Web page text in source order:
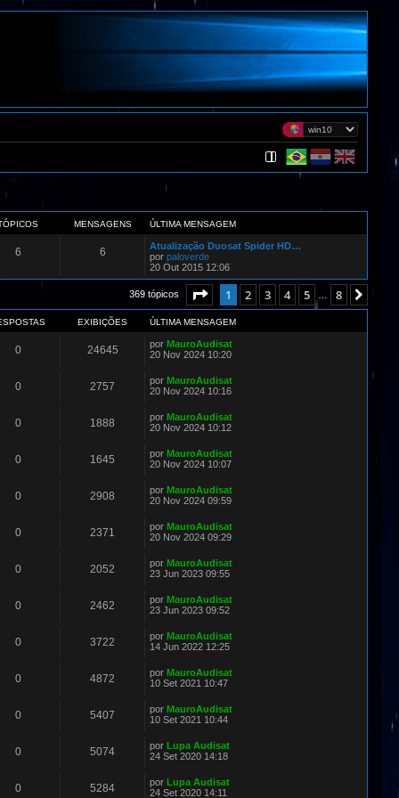
MENSAGENS ÚLTIMA MENSAGEM
6 6
Atualização Duosat Spider HD…
por paloverde
20 Out 2015 12:06
369 tópicos Página1 de
1 2 3 4 5 8
EXIBIÇÕES ÚLTIMA MENSAGEM
0 24645 por MauroAudisat
20 Nov 2024 10:20
0 2757 por MauroAudisat
20 Nov 2024 10:16
0 1888 por MauroAudisat
20 Nov 2024 10:12
0 1645 por MauroAudisat
20 Nov 2024 10:07
0 2908 por MauroAudisat
20 Nov 2024 09:59
0 2371 por MauroAudisat
20 Nov 2024 09:29
0 2052 por MauroAudisat
23 Jun 2023 09:55
0 2462 por MauroAudisat
23 Jun 2023 09:52
0 3722 por MauroAudisat
14 Jun 2022 12:25
0 4872 por MauroAudisat
10 Set 2021 10:47
0 5407 por MauroAudisat
10 Set 2021 10:44
0 5074 por Lupa Audisat
24 Set 2020 14:18
0 5284 por Lupa Audisat
24 Set 2020 14:11